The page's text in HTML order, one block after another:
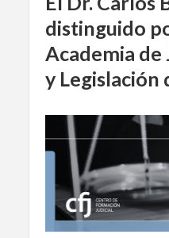
distinguido
Academia
y Legislación